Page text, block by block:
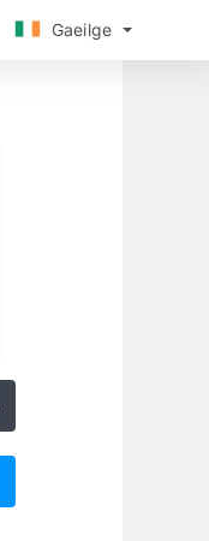
Gaeilge
Gaeilge